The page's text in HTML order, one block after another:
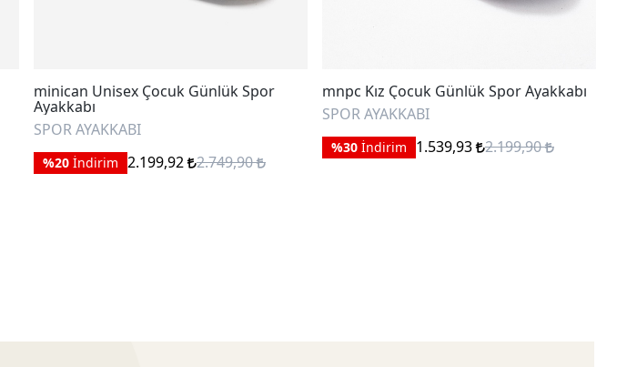
minican Unisex Çocuk Günlük Spor
Ayakkabı
SPOR AYAKKABI
%20 İndirim 2.199,92 2.749,90
mnpc Kız Çocuk Günlük Spor Ayakkabı
SPOR AYAKKABI
%30 İndirim 1.539,93 2.199,90